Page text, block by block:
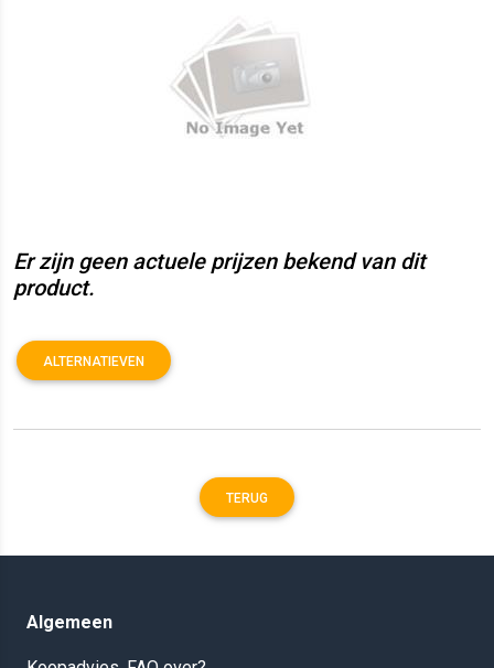
Er zijn geen actuele prijzen bekend van dit
product.
ALTERNATIEVEN
TERUG
Algemeen